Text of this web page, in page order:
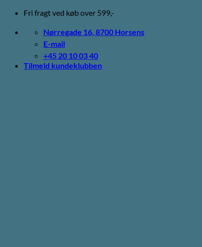
Fortsæt
indhold
Fri fragt ved køb over 599,-
Nørregade 16, 8700 Horsens
E-mail
+45 20 10 03 40
Tilmeld kundeklubben